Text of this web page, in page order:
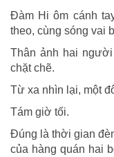
Đàm Hi ôm cánh
theo, cùng sóng vai
Thân ảnh hai
chặt chẽ.
Từ xa nhìn lại, một
Tám giờ tối.
Đúng là thời gian
của hàng quán hai